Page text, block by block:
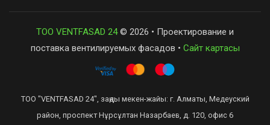
ТОО VENTFASAD 24© 2026 • Проектирование и
поставка вентилируемых фасадов • Сайт картасы
ТОО "VENTFASAD 24", заңды мекен-жайы: г. Алматы, Медеуский
район, проспект Нұрсұлтан Назарбаев, д. 120, офис 6